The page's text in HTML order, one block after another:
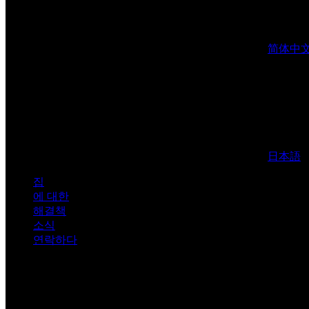
简体中
日本語
집
에 대한
해결책
소식
연락하다